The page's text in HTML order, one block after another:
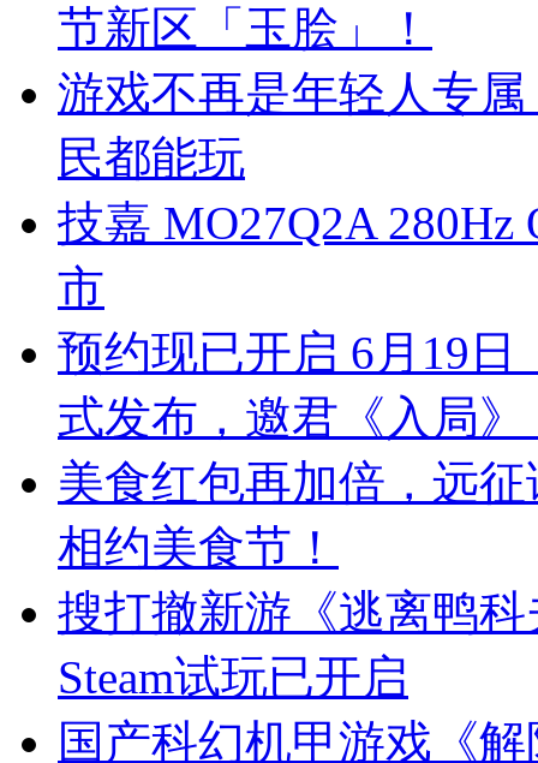
节新区「玉脍」！
游戏不再是年轻人专
民都能玩
技嘉 MO27Q2A
市
预约现已开启 6月19
式发布，邀君《入局》
美食红包再加倍，远
相约美食节！
搜打撤新游《逃离鸭
Steam试玩已开启
国产科幻机甲游戏《